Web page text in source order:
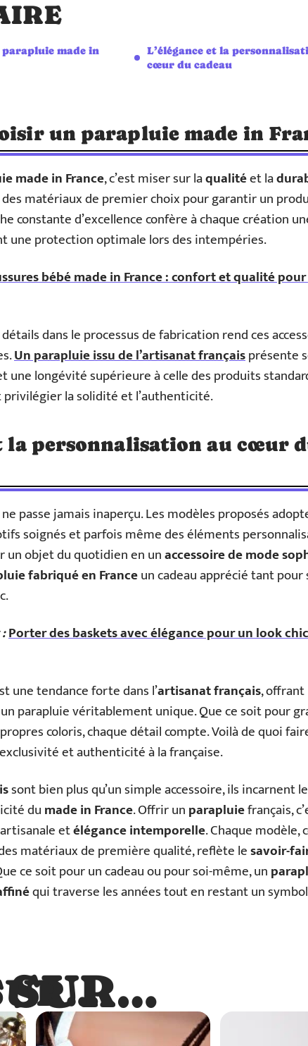
made in
L’élégance et la
cœur du cadeau
un parapluie made in
made in France, c’est miser sur laqualitéet la
matériaux de premier choix pour garantir un
constante d’excellence confère à chaque création
une protection optimale lors des intempéries.
bébé made in France : confort et qualité
dans le processus de fabrication rend ces
Un parapluie issu de l’artisanat françaisprésente
longévité supérieure à celle des produits
la solidité et l’authenticité.
la personnalisation au cœur
ne passe jamais inaperçu. Les modèles proposés
soignés et parfois même des éléments
objet du quotidien en unaccessoire de mode
fabriqué en Franceun cadeau apprécié tant
Porter des baskets avec élégance pour un look
une tendance forte dans l’artisanat français, offrant
parapluie véritablement unique. Que ce soit pour
coloris, chaque détail compte. Voilà de quoi
et authenticité à la française.
sont bien plus qu’un simple accessoire, ils incarnent le
dumade in France. Offrir unparapluiefrançais,
artisanale etélégance intemporelle. Chaque modèle,
matériaux de première qualité, reflète lesavoir-
ce soit pour un cadeau ou pour soi-même, un
qui traverse les années tout en restant un
SUR…